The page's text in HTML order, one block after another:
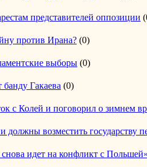
представителей оппозиции
против Ирана? (0)
выборы (0)
Гакаева (0)
с Колей и поговорил о зимнем
возместить государству
идет на конфликт с Польшей»